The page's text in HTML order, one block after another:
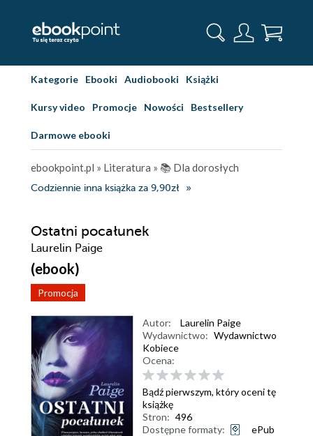
Kategorie Ebooki Audiobooki Książki
Kursy video Promocje Nowości Bestsellery
Darmowe ebooki
ebookpoint.pl » Literatura » 📚 Dla dorosłych
Codziennie inna książka za 9,90zł
Ostatni pocałunek
Laurelin Paige
(ebook)
Promocja
Autor:
Laurelin Paige
Wydawnictwo: Wydawnictwo
Kobiece
Ocena:
Bądź pierwszym, który oceni tę
książkę
Stron: 496
Dostępne formaty:
ePub